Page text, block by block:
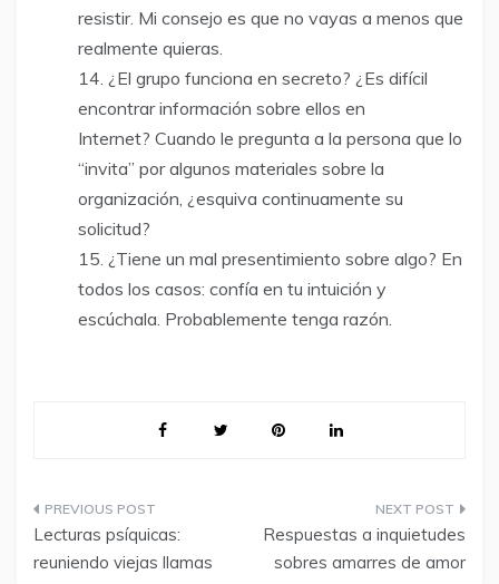
resistir. Mi consejo es que no vayas a menos que
realmente quieras.
¿El grupo funciona en secreto? ¿Es difícil
encontrar información sobre ellos en
Internet? Cuando le pregunta a la persona que lo
“invita” por algunos materiales sobre la
organización, ¿esquiva continuamente su
solicitud?
¿Tiene un mal presentimiento sobre algo? En
todos los casos: confía en tu intuición y
escúchala. Probablemente tenga razón.
Navegación
de
Lecturas psíquicas:
reuniendo viejas llamas
Respuestas a inquietudes
sobres amarres de amor